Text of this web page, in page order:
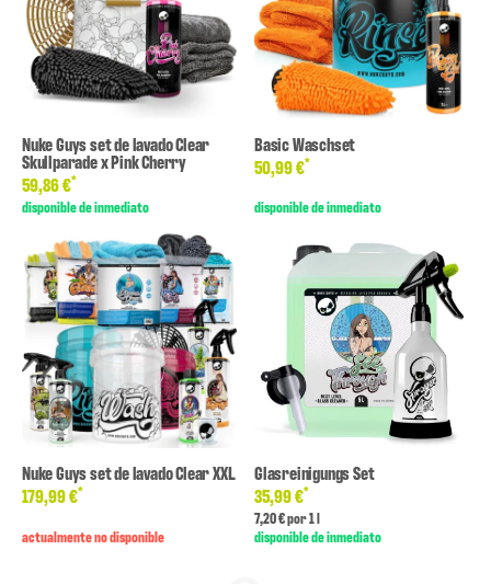
Nuke Guys set de lavado Clear
Skullparade x Pink Cherry
59,86 €*
disponible de inmediato
Basic Waschset
50,99 €*
disponible de inmediato
Nuke Guys set de lavado Clear XXL
179,99 €*
actualmente no disponible
Glasreinigungs Set
35,99 €*
7,20 € por 1 l
disponible de inmediato